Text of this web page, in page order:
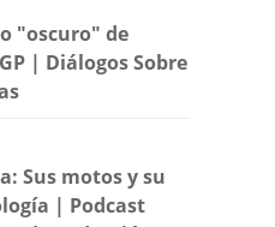
"oscuro" de
| Diálogos Sobre
Sus motos y su
| Podcast